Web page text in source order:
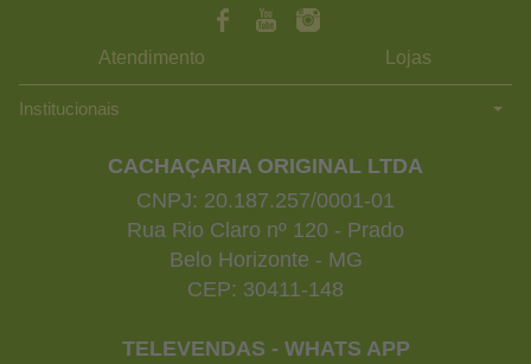
Atendimento Lojas
Institucionais
CACHAÇARIA ORIGINAL LTDA
CNPJ: 20.187.257/0001-01
Rua Rio Claro nº 120 - Prado
Belo Horizonte - MG
CEP: 30411-148
TELEVENDAS - WHATS APP